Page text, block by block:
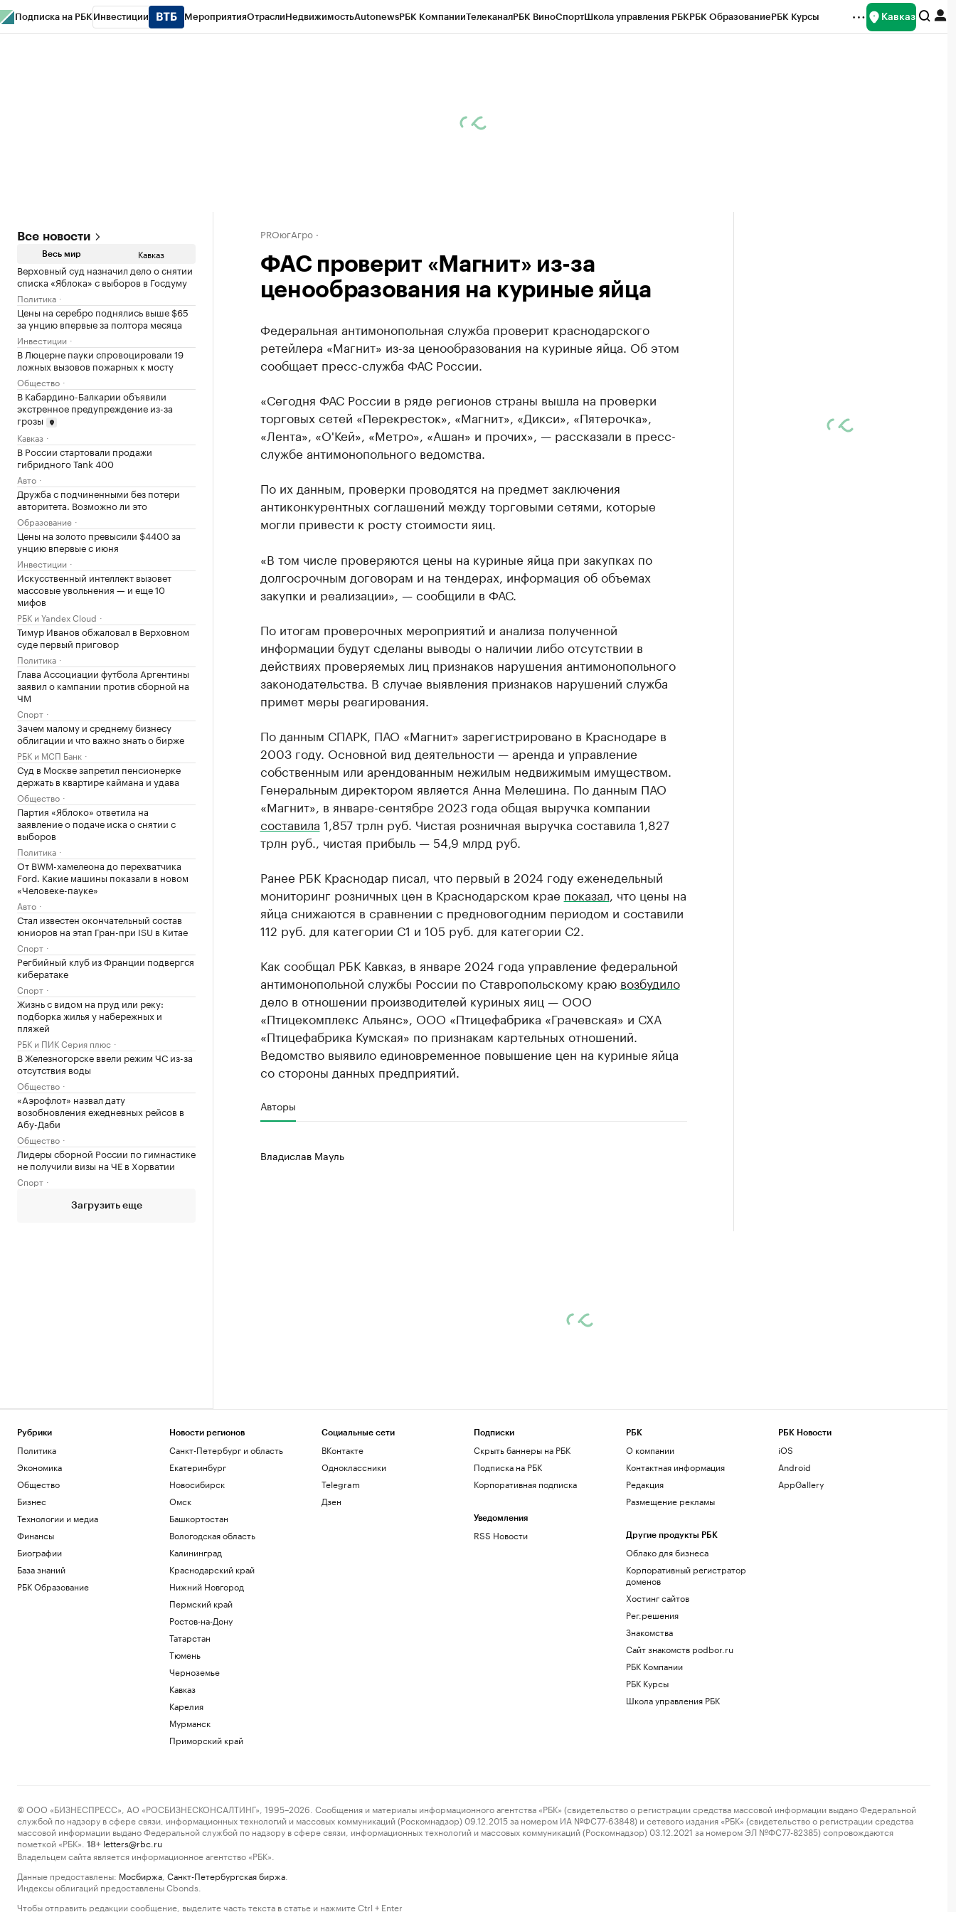
Подписка на РБК Инвестиции МероприятияОтраслиНедвижимостьAutonewsРБК КомпанииТелеканалРБК ВиноСпортШкола управления РБКРБК ОбразованиеРБК Курсы Кавказ
Все новости
Весь мир Кавказ
Верховный суд назначил дело о снятии
списка «Яблока» с выборов в Госдуму
Политика
Цены на серебро поднялись выше $65
за унцию впервые за полтора месяца
Инвестиции
В Люцерне пауки спровоцировали 19
ложных вызовов пожарных к мосту
Общество
В Кабардино-Балкарии объявили
экстренное предупреждение из-за
грозы
Кавказ
В России стартовали продажи
гибридного Tank 400
Авто
Дружба с подчиненными без потери
авторитета. Возможно ли это
Образование
Цены на золото превысили $4400 за
унцию впервые с июня
Инвестиции
Искусственный интеллект вызовет
массовые увольнения — и еще 10
мифов
РБК и Yandex Cloud
Тимур Иванов обжаловал в Верховном
суде первый приговор
Политика
Глава Ассоциации футбола Аргентины
заявил о кампании против сборной на
ЧМ
Спорт
Зачем малому и среднему бизнесу
облигации и что важно знать о бирже
РБК и МСП Банк
Суд в Москве запретил пенсионерке
держать в квартире каймана и удава
Общество
Партия «Яблоко» ответила на
заявление о подаче иска о снятии с
выборов
Политика
От BWM-хамелеона до перехватчика
Ford. Какие машины показали в новом
«Человеке-пауке»
Авто
Стал известен окончательный состав
юниоров на этап Гран-при ISU в Китае
Спорт
Регбийный клуб из Франции подвергся
кибератаке
Спорт
Жизнь с видом на пруд или реку:
подборка жилья у набережных и
пляжей
РБК и ПИК Серия плюс
В Железногорске ввели режим ЧС из-за
отсутствия воды
Общество
«Аэрофлот» назвал дату
возобновления ежедневных рейсов в
Абу-Даби
Общество
Лидеры сборной России по гимнастике
не получили визы на ЧЕ в Хорватии
Спорт
Загрузить еще
PROюгАгро
ФАС проверит «Магнит» из-за
ценообразования на куриные яйца
Федеральная антимонопольная служба проверит краснодарского
ретейлера «Магнит» из-за ценообразования на куриные яйца. Об этом
сообщает пресс-служба ФАС России.
«Сегодня ФАС России в ряде регионов страны вышла на проверки
торговых сетей «Перекресток», «Магнит», «Дикси», «Пятерочка»,
«Лента», «О'Кей», «Метро», «Ашан» и прочих», — рассказали в пресс-
службе антимонопольного ведомства.
По их данным, проверки проводятся на предмет заключения
антиконкурентных соглашений между торговыми сетями, которые
могли привести к росту стоимости яиц.
«В том числе проверяются цены на куриные яйца при закупках по
долгосрочным договорам и на тендерах, информация об объемах
закупки и реализации», — сообщили в ФАС.
По итогам проверочных мероприятий и анализа полученной
информации будут сделаны выводы о наличии либо отсутствии в
действиях проверяемых лиц признаков нарушения антимонопольного
законодательства. В случае выявления признаков нарушений служба
примет меры реагирования.
По данным СПАРК, ПАО «Магнит» зарегистрировано в Краснодаре в
2003 году. Основной вид деятельности — аренда и управление
собственным или арендованным нежилым недвижимым имуществом.
Генеральным директором является Анна Мелешина. По данным ПАО
«Магнит», в январе-сентябре 2023 года общая выручка компании
составила 1,857 трлн руб. Чистая розничная выручка составила 1,827
трлн руб., чистая прибыль — 54,9 млрд руб.
Ранее РБК Краснодар писал, что первый в 2024 году еженедельный
мониторинг розничных цен в Краснодарском крае показал , что цены на
яйца снижаются в сравнении с предновогодним периодом и составили
112 руб. для категории С1 и 105 руб. для категории С2.
Как сообщал РБК Кавказ, в январе 2024 года управление федеральной
антимонопольной службы России по Ставропольскому краю возбудило
дело в отношении производителей куриных яиц — ООО
«Птицекомплекс Альянс», ООО «Птицефабрика «Грачевская» и СХА
«Птицефабрика Кумская» по признакам картельных отношений.
Ведомство выявило единовременное повышение цен на куриные яйца
со стороны данных предприятий.
Авторы
Владислав Мауль
Рубрики
Политика
Экономика
Общество
Бизнес
Технологии и медиа
Финансы
Биографии
База знаний
РБК Образование
Новости регионов
Санкт-Петербург и область
Екатеринбург
Новосибирск
Омск
Башкортостан
Вологодская область
Калининград
Краснодарский край
Нижний Новгород
Пермский край
Ростов-на-Дону
Татарстан
Тюмень
Черноземье
Кавказ
Карелия
Мурманск
Приморский край
Социальные сети
ВКонтакте
Одноклассники
Telegram
Дзен
Подписки
Скрыть баннеры на РБК
Подписка на РБК
Корпоративная подписка
Уведомления
RSS Новости
РБК
О компании
Контактная информация
Редакция
Размещение рекламы
Другие продукты РБК
Облако для бизнеса
Корпоративный регистратор
доменов
Хостинг сайтов
Рег.решения
Знакомства
Сайт знакомств podbor.ru
РБК Компании
РБК Курсы
Школа управления РБК
РБК Новости
iOS
Android
AppGallery
© ООО «БИЗНЕСПРЕСС», АО «РОСБИЗНЕСКОНСАЛТИНГ», 1995–2026. Сообщения и материалы информационного агентства «РБК» (свидетельство о регистрации средства массовой информации выдано Федеральной
службой по надзору в сфере связи, информационных технологий и массовых коммуникаций (Роскомнадзор) 09.12.2015 за номером ИА №ФС77-63848) и сетевого издания «РБК» (свидетельство о регистрации средства
массовой информации выдано Федеральной службой по надзору в сфере связи, информационных технологий и массовых коммуникаций (Роскомнадзор) 03.12.2021 за номером ЭЛ №ФС77-82385) сопровождаются
пометкой «РБК».
18+ letters@rbc.ru
Владельцем сайта является информационное агентство «РБК».
Данные предоставлены: Мосбиржа Санкт-Петербургская биржа
Индексы облигаций предоставлены Cbonds.
Чтобы отправить редакции сообщение, выделите часть текста в статье и нажмите Ctrl + Enter